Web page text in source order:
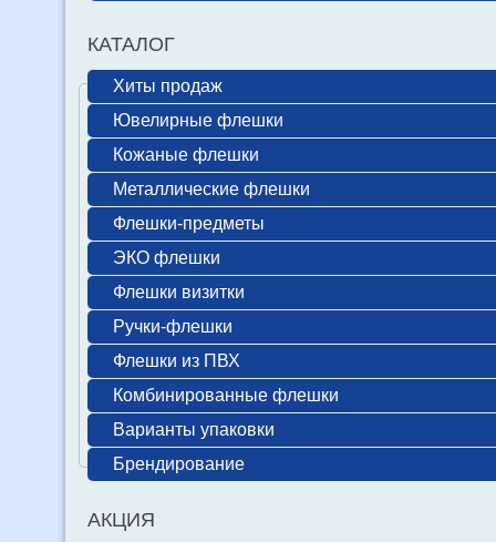
КАТАЛОГ
Хиты продаж
Ювелирные флешки
Кожаные флешки
Металлические флешки
Флешки-предметы
ЭКО флешки
Флешки визитки
Ручки-флешки
Флешки из ПВХ
Комбинированные флешки
Варианты упаковки
Брендирование
АКЦИЯ